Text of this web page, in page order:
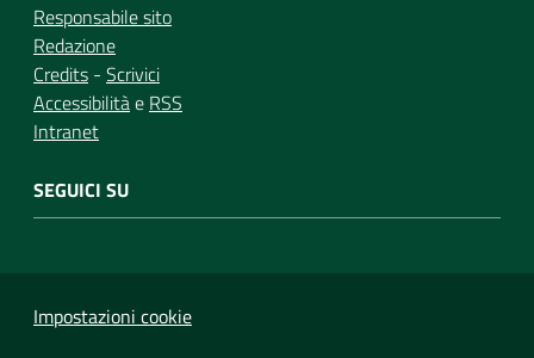
Responsabile sito
Redazione
Credits - Scrivici
Accessibilitàe RSS
Intranet
SEGUICI SU
Impostazioni cookie